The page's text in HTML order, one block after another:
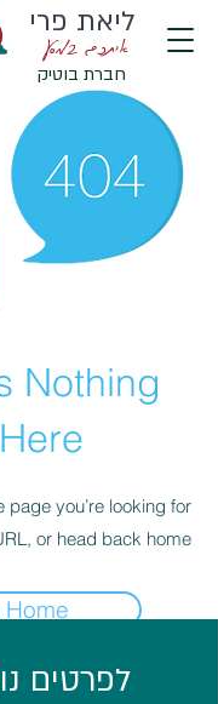
איתכם במסע
ליאת פרי
חברת בוטיק
Nothing
Here...
page you’re looking for.
or head back home.
Home
לפרטים